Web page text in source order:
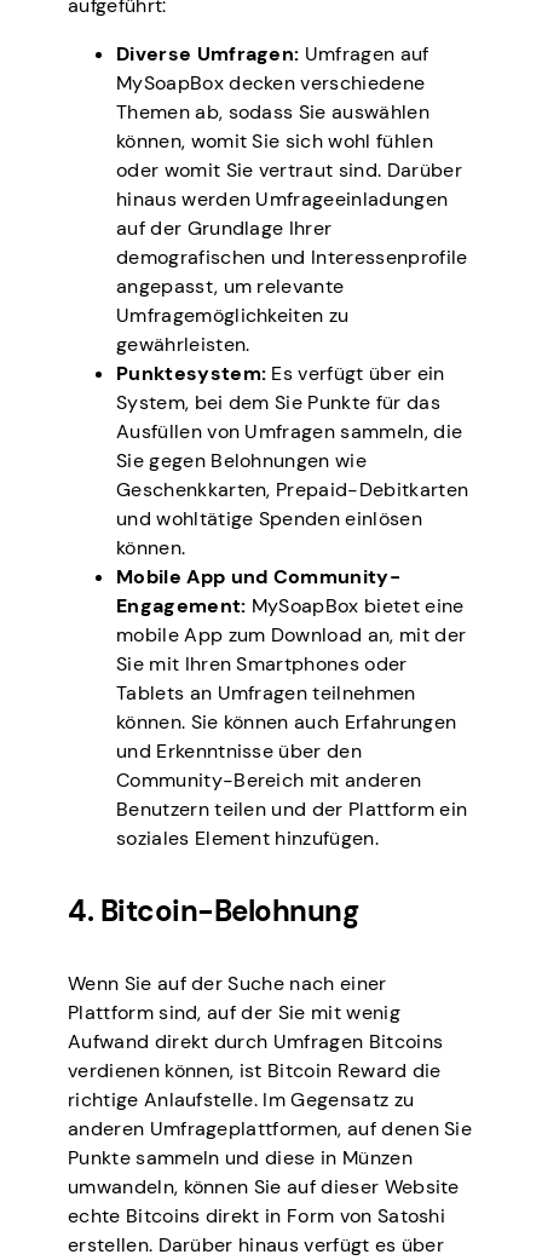
aufgeführt:
Diverse Umfragen: Umfragen auf
MySoapBox decken verschiedene
Themen ab, sodass Sie auswählen
können, womit Sie sich wohl fühlen
oder womit Sie vertraut sind. Darüber
hinaus werden Umfrageeinladungen
auf der Grundlage Ihrer
demografischen und Interessenprofile
angepasst, um relevante
Umfragemöglichkeiten zu
gewährleisten.
Punktesystem: Es verfügt über ein
System, bei dem Sie Punkte für das
Ausfüllen von Umfragen sammeln, die
Sie gegen Belohnungen wie
Geschenkkarten, Prepaid-Debitkarten
und wohltätige Spenden einlösen
können.
Mobile App und Community-
Engagement: MySoapBox bietet eine
mobile App zum Download an, mit der
Sie mit Ihren Smartphones oder
Tablets an Umfragen teilnehmen
können. Sie können auch Erfahrungen
und Erkenntnisse über den
Community-Bereich mit anderen
Benutzern teilen und der Plattform ein
soziales Element hinzufügen.
4. Bitcoin-Belohnung
Wenn Sie auf der Suche nach einer
Plattform sind, auf der Sie mit wenig
Aufwand direkt durch Umfragen Bitcoins
verdienen können, ist Bitcoin Reward die
richtige Anlaufstelle. Im Gegensatz zu
anderen Umfrageplattformen, auf denen Sie
Punkte sammeln und diese in Münzen
umwandeln, können Sie auf dieser Website
echte Bitcoins direkt in Form von Satoshi
erstellen. Darüber hinaus verfügt es über